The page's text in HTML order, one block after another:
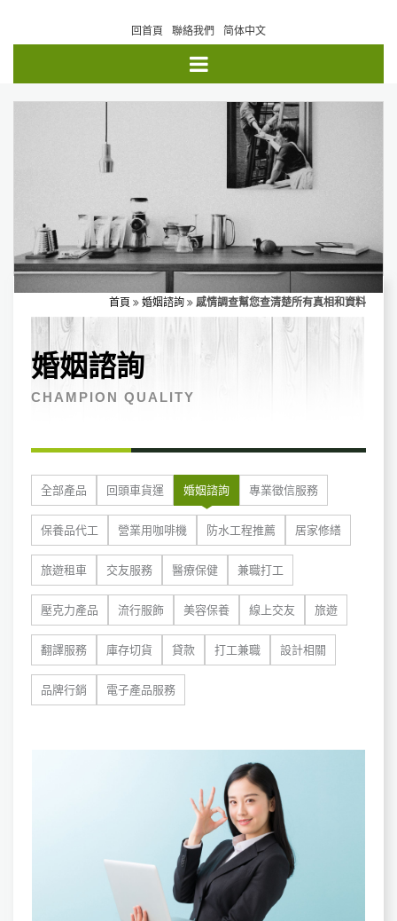
回首頁 聯絡我們 简体中文
首頁 婚姻諮詢 感情調查幫您查清楚所有真相和資料‎
婚姻諮詢
CHAMPION QUALITY
全部產品 回頭車貨運 婚姻諮詢 專業徵信服務
保養品代工 營業用咖啡機 防水工程推薦 居家修繕
旅遊租車 交友服務 醫療保健 兼職打工
壓克力產品 流行服飾 美容保養 線上交友 旅遊
翻譯服務 庫存切貨 貸款 打工兼職 設計相關
品牌行銷 電子產品服務